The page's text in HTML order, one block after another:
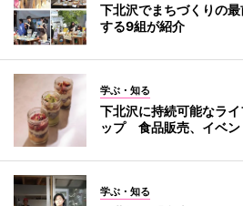
下北沢でまちづくりの
する9組が紹介
学ぶ・知る
下北沢に持続可能なラ
ップ 食品販売、イベン
学ぶ・知る